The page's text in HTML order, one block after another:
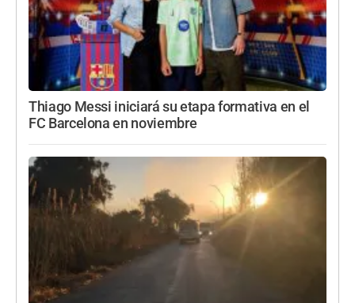
Thiago Messi iniciará su etapa formativa en el
FC Barcelona en noviembre